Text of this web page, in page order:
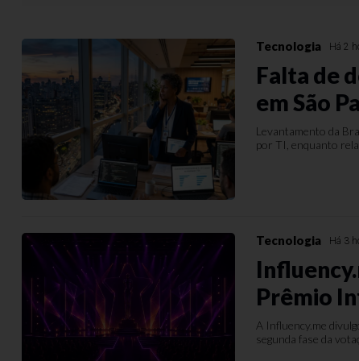
Tecnologia Há 2
Falta de
em São
Levantamento da
por TI, enquanto
Tecnologia Há 3
Prêmio
A Influency.me
segunda fase da